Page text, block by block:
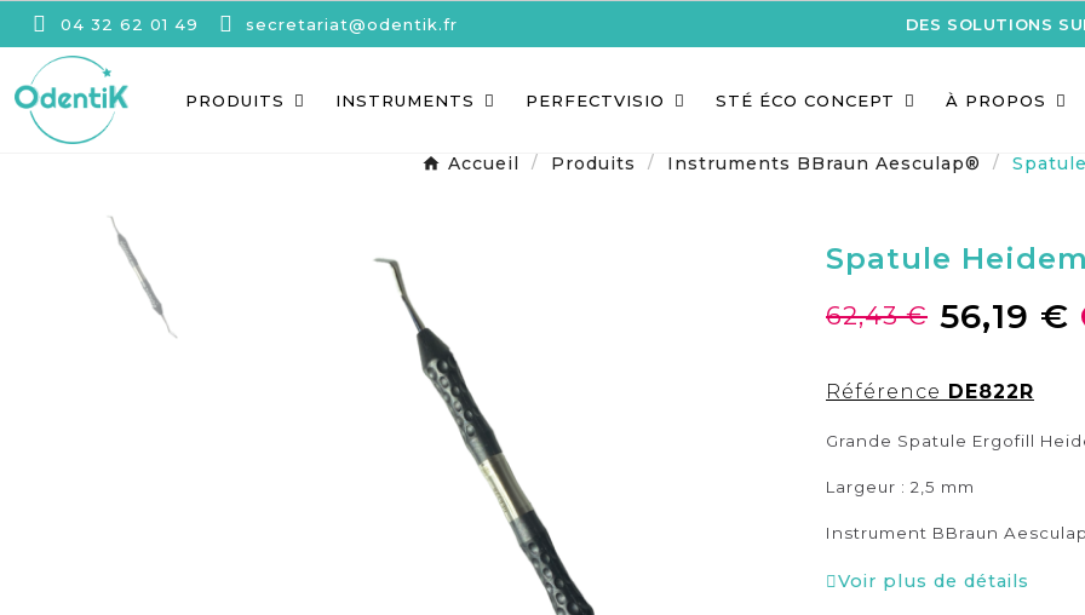
04 32 62 01 49 secretariat@odentik.fr DES SOLUTIONS
PRODUITS INSTRUMENTS PERFECTVISIO STÉ ÉCO CONCEPT À PROPOS
Accueil Produits Instruments BBraun Aesculap®
Spatule
62,43 € 56,19 €
Référence DE822R
Grande Spatule Ergofill
Largeur : 2,5 mm
Instrument BBraun
Voir plus de détails